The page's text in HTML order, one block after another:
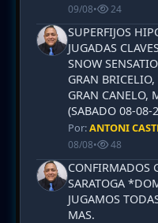
09/08• 24
SUPERFIJOS
JUGADAS
SNOW
GRAN
GRAN CANELO,
(SABADO 08-08-
Por:ANTONI
08/08• 48
CONFIRMADOS
SARATOGA
JUGAMOS
MAS.